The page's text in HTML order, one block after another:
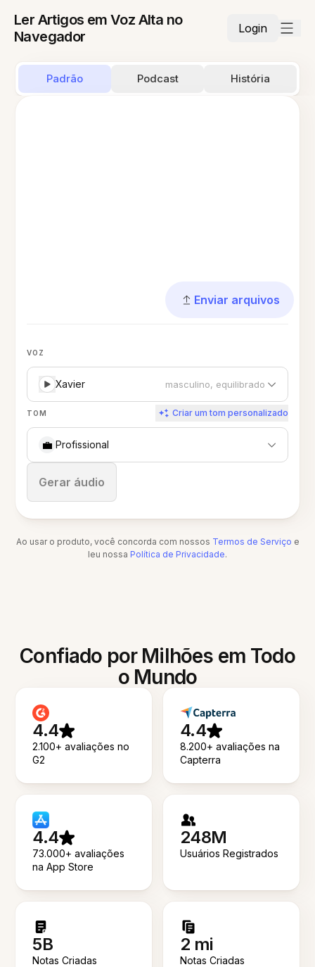
Ler Artigos em Voz Alta no
Navegador
Login
Padrão Podcast História
Enviar arquivos
VOZ
Xavier masculino, equilibrado
TOM Criar um tom personalizado
💼 Profissional
Gerar áudio
Parar
Ao usar o produto, você concorda com nossos Termos de Serviço e
leu nossa Política de Privacidade.
Confiado por Milhões em Todo
o Mundo
4.4
2.100+ avaliações no
G2
4.4
8.200+ avaliações na
Capterra
4.4
73.000+ avaliações
na App Store
248M
Usuários Registrados
5B
Notas Criadas
2 mi
Notas Criadas